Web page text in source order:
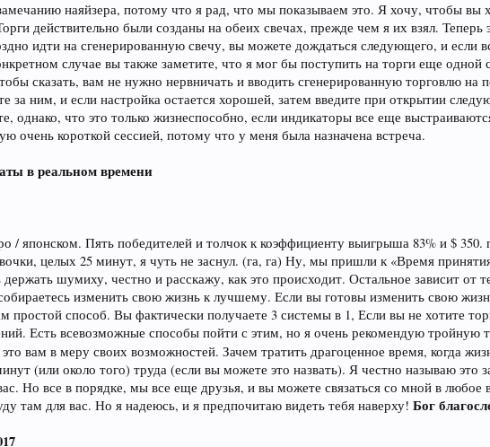
наяйзера, потому что я рад, что мы показываем это. Я хочу, чтобы
действительно были созданы на обеих свечах, прежде чем я их взял. Теперь
идти на сгенерированную свечу, вы можете дождаться следующего, и если
случае вы также заметите, что я мог бы поступить на торги еще
сказать, вам не нужно нервничать и вводить сгенерированную торговлю на
за ним, и если настройка остается хорошей, затем введите при открытии
однако, что это только жизнеспособно, если индикаторы все еще
очень короткой сессией, потому что у меня была назначена встреча.
в реальном времени
/ японском. Пять победителей и толчок к коэффициенту выигрыша 83% и $
целых 25 минут, я чуть не заснул. (га, га) Ну, мы пришли к «Время
шумиху, честно и расскажу, как это происходит. Остальное зависит от
изменить свою жизнь к лучшему. Если вы готовы изменить свою
простой способ. Вы фактически получаете 3 системы в 1, Если вы не хотите
Есть всевозможные способы пойти с этим, но я очень рекомендую тройную
это вам в меру своих возможностей. Зачем тратить драгоценное время, когда
(или около того) труда (если вы можете это назвать). Я честно называю
Но все в порядке, мы все еще друзья, и вы можете связаться со мной в
там для вас. Но я надеюсь, и я предпочитаю видеть тебя наверху!Бог